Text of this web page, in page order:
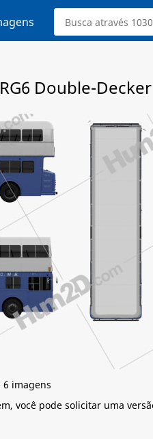
Double-
6 imagens
você pode solicitar uma